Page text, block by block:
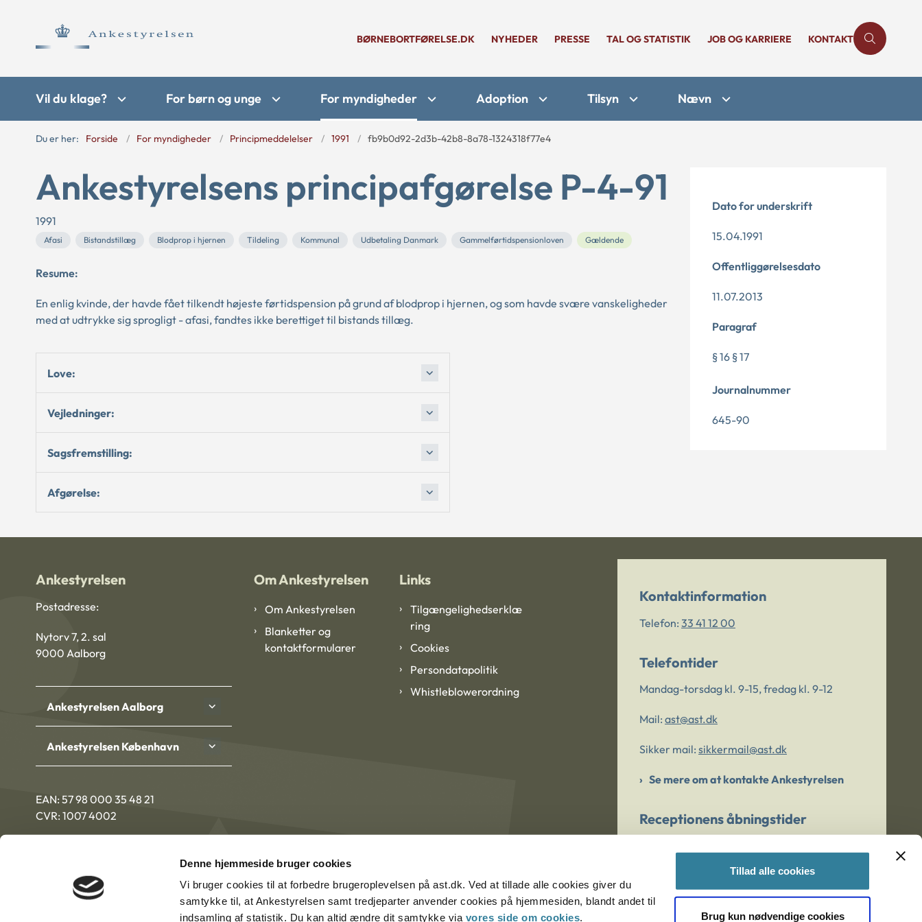
Denne hjemmeside bruger cookies
Vi bruger cookies til at forbedre brugeroplevelsen på ast.dk. Ved at tillade alle cookies giver du
samtykke til, at Ankestyrelsen samt tredjeparter anvender cookies på hjemmesiden, blandt andet til
indsamling af statistik. Du kan altid ændre dit samtykke via vores side om cookies.
Tillad alle cookies
Brug kun nødvendige cookies
BØRNEBORTFØRELSE.DK NYHEDER PRESSE TAL OG STATISTIK JOB OG KARRIERE KONTAKT
Vil du klage? For børn og unge For myndigheder Adoption Tilsyn Nævn
Du er her: Forside For myndigheder Principmeddelelser 1991 fb9b0d92-2d3b-42b8-8a78-1324318f77e4
Ankestyrelsens principafgørelse P-4-91
1991
Afasi Bistandstillæg Blodprop i hjernen Tildeling Kommunal Udbetaling Danmark Gammelførtidspensionloven Gældende
Resume:
En enlig kvinde, der havde fået tilkendt højeste førtidspension på grund af blodprop i hjernen, og som havde svære vanskeligheder
med at udtrykke sig sprogligt - afasi, fandtes ikke berettiget til bistands tillæg.
Love:
Vejledninger:
Sagsfremstilling:
Afgørelse:
Dato for underskrift
15.04.1991
Offentliggørelsesdato
11.07.2013
Paragraf
§ 16 § 17
Journalnummer
645-90
Ankestyrelsen
Postadresse:
Nytorv 7, 2. sal
9000 Aalborg
Ankestyrelsen Aalborg
Ankestyrelsen København
EAN: 57 98 000 35 48 21
CVR: 1007 4002
Om Ankestyrelsen
Om Ankestyrelsen
Blanketter og
kontaktformularer
Links
Tilgængelighedserklæ
ring
Cookies
Persondatapolitik
Whistleblowerordning
Kontaktinformation
Telefon: 33 41 12 00
Telefontider
Mandag-torsdag kl. 9-15, fredag kl. 9-12
Mail: ast@ast.dk
Sikker mail: sikkermail@ast.dk
Se mere om at kontakte Ankestyrelsen
Receptionens åbningstider
Er du bekymret for et barn/en ung?